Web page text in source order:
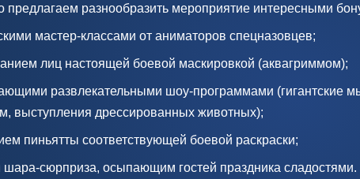
предлагаем разнообразить мероприятие интересными
мастер-классами от аниматоров спецназовцев;
лиц настоящей боевой маскировкой (аквагриммом);
развлекательными шоу-программами (гигантские
выступления дрессированных животных);
пиньятты соответствующей боевой раскраски;
шара-сюрприза, осыпающим гостей праздника сладостями.